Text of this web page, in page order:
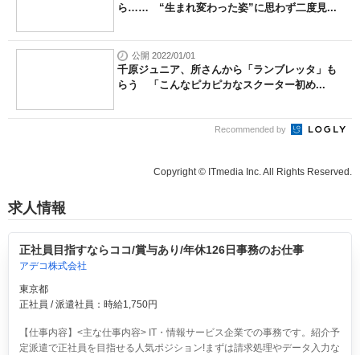
ら…… “生まれ変わった姿”に思わず二度見...
公開 2022/01/01
千原ジュニア、所さんから「ランブレッタ」も
らう 「こんなピカピカなスクーター初め...
Recommended by
Copyright © ITmedia Inc. All Rights Reserved.
求人情報
正社員目指すならココ/賞与あり/年休126日事務のお仕事
アデコ株式会社
東京都
正社員 / 派遣社員：時給1,750円
【仕事内容】<主な仕事内容> IT・情報サービス企業での事務です。紹介予
定派遣で正社員を目指せる人気ポジション!まずは請求処理やデータ入力な